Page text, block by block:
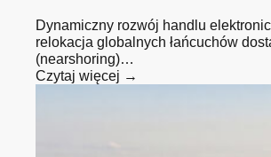
Dynamiczny rozwój handlu
relokacja globalnych łańcuchów
(nearshoring)…
Czytaj więcej →